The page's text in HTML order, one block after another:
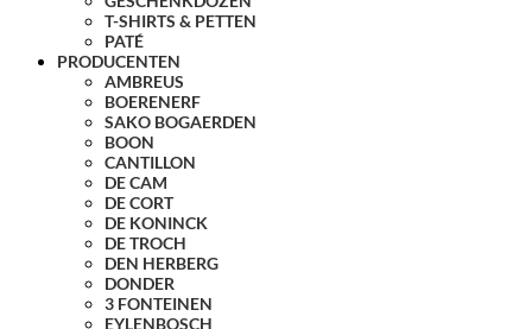
T-SHIRTS & PETTEN
PATÉ
PRODUCENTEN
AMBREUS
BOERENERF
SAKO BOGAERDEN
BOON
CANTILLON
DE CAM
DE CORT
DE KONINCK
DE TROCH
DEN HERBERG
DONDER
3 FONTEINEN
EYLENBOSCH